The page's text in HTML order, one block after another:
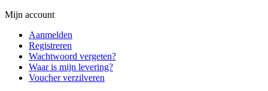
Mijn account
Aanmelden
Registreren
Wachtwoord vergeten?
Waar is mijn levering?
Voucher verzilveren